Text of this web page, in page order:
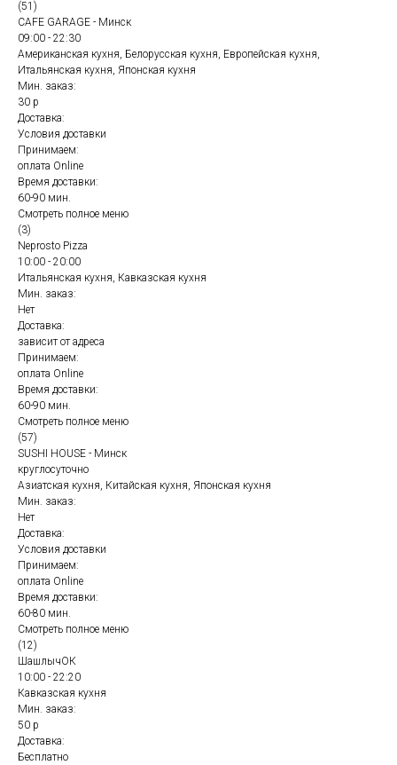
(51)
CAFE GARAGE - Минск
09:00 - 22:30
Американская кухня, Белорусская кухня, Европейская кухня,
Итальянская кухня, Японская кухня
Мин. заказ:
30 р
Доставка:
Условия доставки
Принимаем:
оплата Online
Время доставки:
60-90 мин.
Смотреть полное меню
(3)
Neprosto Pizza
10:00 - 20:00
Итальянская кухня, Кавказская кухня
Мин. заказ:
Нет
Доставка:
зависит от адреса
Принимаем:
оплата Online
Время доставки:
60-90 мин.
Смотреть полное меню
(57)
SUSHI HOUSE - Минск
круглосуточно
Азиатская кухня, Китайская кухня, Японская кухня
Мин. заказ:
Нет
Доставка:
Условия доставки
Принимаем:
оплата Online
Время доставки:
60-80 мин.
Смотреть полное меню
(12)
ШашлычОК
10:00 - 22:20
Кавказская кухня
Мин. заказ:
50 р
Доставка:
Бесплатно